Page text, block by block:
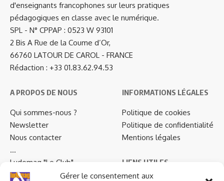
Gérer le consentement aux
d'enseignants francophones sur leurs pratiques
pédagogiques en classe avec le numérique.
SPL - N° CPPAP : 0523 W 93101
2 Bis A Rue de la Coume d’Or,
66760 LATOUR DE CAROL - FRANCE
Rédaction : +33 01.83.62.94.53
A PROPOS DE NOUS
Qui sommes-nous ?
Newsletter
Nous contacter
…
Ludomag "Le Club"
INFORMATIONS LÉGALES
Politique de cookies
Politique de confidentialité
Mentions légales
LIENS UTILES